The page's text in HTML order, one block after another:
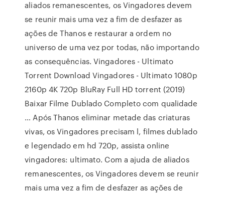
aliados remanescentes, os Vingadores devem
se reunir mais uma vez a fim de desfazer as
ações de Thanos e restaurar a ordem no
universo de uma vez por todas, não importando
as consequências. Vingadores - Ultimato
Torrent Download Vingadores - Ultimato 1080p
2160p 4K 720p BluRay Full HD torrent (2019)
Baixar Filme Dublado Completo com qualidade
… Após Thanos eliminar metade das criaturas
vivas, os Vingadores precisam l, filmes dublado
e legendado em hd 720p, assista online
vingadores: ultimato. Com a ajuda de aliados
remanescentes, os Vingadores devem se reunir
mais uma vez a fim de desfazer as ações de